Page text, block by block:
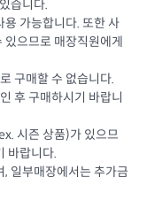
습니다.
용 가능합니다. 또한 사
있으므로 매장직원에게
구매할 수 없습니다.
후 구매하시기 바랍니
시즌 상품)가 있으므
바랍니다.
일부매장에서는 추가금